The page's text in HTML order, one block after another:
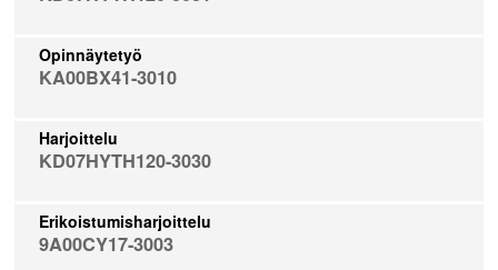
Opinnäytetyö
KA00BX41-3010
Harjoittelu
KD07HYTH120-3030
Erikoistumisharjoittelu
9A00CY17-3003